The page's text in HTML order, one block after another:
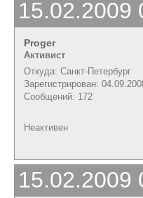
15.02.2009
Proger
Активист
Откуда: Санкт-Петербург
Зарегистрирован:
Сообщений: 172
Неактивен
15.02.2009